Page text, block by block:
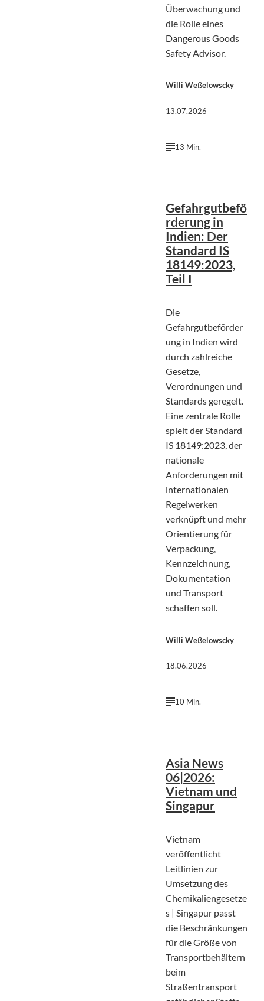
Überwachung und
die Rolle eines
Dangerous Goods
Safety Advisor.
Willi Weßelowscky
13.07.2026
13 Min.
Gefahrgutbefö
rderung in
Indien: Der
Standard IS
18149:2023,
Teil I
Die
Gefahrgutbeförder
ung in Indien wird
durch zahlreiche
Gesetze,
Verordnungen und
Standards geregelt.
Eine zentrale Rolle
spielt der Standard
IS 18149:2023, der
nationale
Anforderungen mit
internationalen
Regelwerken
verknüpft und mehr
Orientierung für
Verpackung,
Kennzeichnung,
Dokumentation
und Transport
schaffen soll.
Willi Weßelowscky
18.06.2026
10 Min.
Asia News
06|2026:
Vietnam und
Singapur
Vietnam
veröffentlicht
Leitlinien zur
Umsetzung des
Chemikaliengesetze
s | Singapur passt
die Beschränkungen
für die Größe von
Transportbehältern
beim
Straßentransport